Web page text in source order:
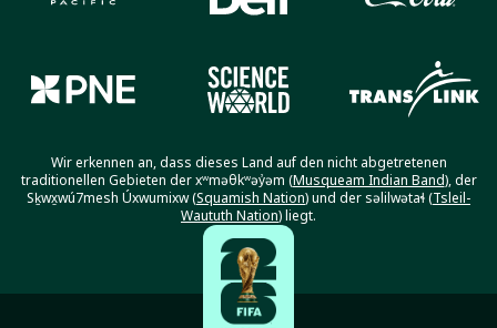
Wir erkennen an, dass dieses Land auf den nicht abgetretenen
traditionellen Gebieten der xʷməθkʷəy̓əm (Musqueam Indian Band), der
Sḵwx̱wú7mesh Úxwumixw (Squamish Nation) und der səlilwətaɬ (Tsleil-
Waututh Nation) liegt.